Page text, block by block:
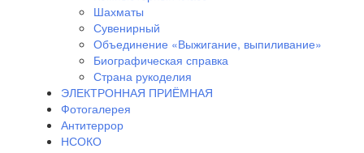
Шахматы
Сувенирный
Объединение «Выжигание, выпиливание»
Биографическая справка
Страна рукоделия
ЭЛЕКТРОННАЯ ПРИЁМНАЯ
Фотогалерея
Антитеррор
НСОКО